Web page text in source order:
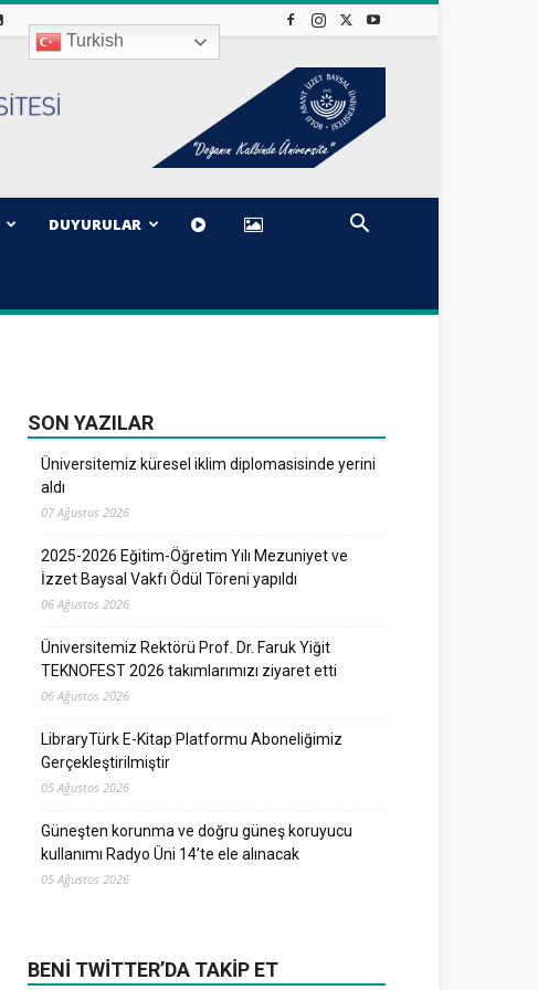
Turkish
DUYURULAR
SON YAZILAR
Üniversitemiz küresel iklim diplomasisinde yerini
aldı
07 Ağustos 2026
2025-2026 Eğitim-Öğretim Yılı Mezuniyet ve
İzzet Baysal Vakfı Ödül Töreni yapıldı
06 Ağustos 2026
Üniversitemiz Rektörü Prof. Dr. Faruk Yiğit
TEKNOFEST 2026 takımlarımızı ziyaret etti
06 Ağustos 2026
LibraryTürk E-Kitap Platformu Aboneliğimiz
Gerçekleştirilmiştir
05 Ağustos 2026
Güneşten korunma ve doğru güneş koruyucu
kullanımı Radyo Üni 14’te ele alınacak
05 Ağustos 2026
BENI TWITTER’DA TAKIP ET